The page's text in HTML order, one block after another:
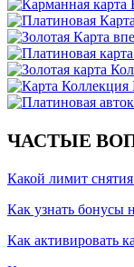
ЧАСТЫЕ
Какой лимит
Как узнать бонусы
Как активировать